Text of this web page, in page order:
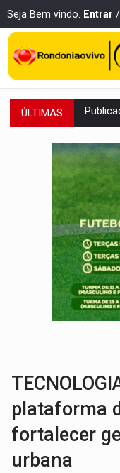
Seja Bem vindo. Entrar /
ÚLTIMAS EM 18
VÍDEO:
plataforma
fortalecer
urbana